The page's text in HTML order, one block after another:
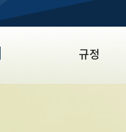
규정